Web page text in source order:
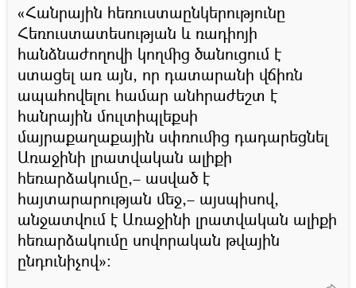
«Հանրային հեռուստաընկերությունը
Հեռուստատեսության և ռադիոյի
հանձնաժողովի կողմից ծանուցում է
ստացել առ այն, որ դատարանի վճիռն
ապահովելու համար անհրաժեշտ է
հանրային մուլտիպլեքսի
մայրաքաղաքային սփռումից դադարեցնել
Առաջինի լրատվական ալիքի
հեռարձակումը,– ասված է
հայտարարության մեջ,– այսպիսով,
անջատվում է Առաջինի լրատվական ալիքի
հեռարձակումը սովորական թվային
ընդունիչով»: